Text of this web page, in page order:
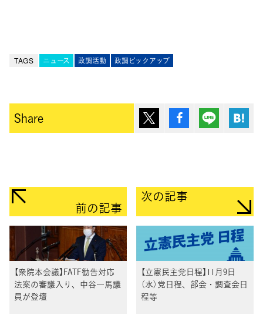
TAGS ニュース 政調活動 政調ピックアップ
Share ポスト シェア Lineで送
前の記事
【衆院本会議】FATF勧告対応
法案の審議入り、中谷一馬議
員が登壇
次の記事
【立憲民主党日程】11月9日
（水）党日程、部会・調査会日
程等